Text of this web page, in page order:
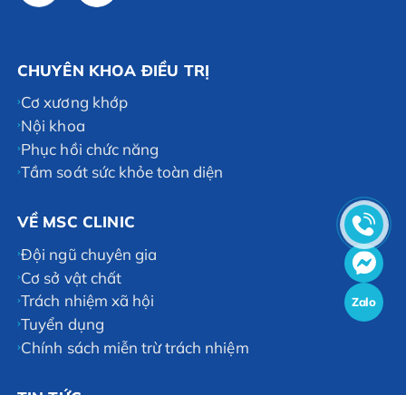
CHUYÊN KHOA ĐIỀU TRỊ
Cơ xương khớp
Nội khoa
Phục hồi chức năng
Tầm soát sức khỏe toàn diện
VỀ MSC CLINIC
Đội ngũ chuyên gia
Cơ sở vật chất
Trách nhiệm xã hội
Tuyển dụng
Chính sách miễn trừ trách nhiệm
Zalo